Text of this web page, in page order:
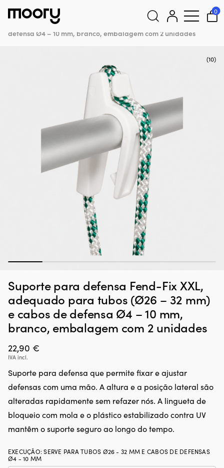
0
defensas– Suportes para defensas
Suporte para defensa
Fend-Fix XXL, adequado para tubos (Ø26 – 32 mm) e cabos de
defensa Ø4 – 10 mm, branco, embalagem com 2 unidades
(10)
Suporte para defensa Fend-Fix XXL,
adequado para tubos (Ø26 – 32 mm)
e cabos de defensa Ø4 – 10 mm,
branco, embalagem com 2 unidades
22,90 €
IVA incl.
Suporte para defensa que permite fixar e ajustar
defensas com uma mão. A altura e a posição lateral são
alteradas rapidamente sem refazer nós. A lingueta de
bloqueio com mola e o plástico estabilizado contra UV
mantêm o suporte seguro ao longo do tempo.
EXECUÇÃO: SERVE PARA TUBOS Ø26 - 32 MM E CABOS DE DEFENSAS
Ø4 - 10 MM